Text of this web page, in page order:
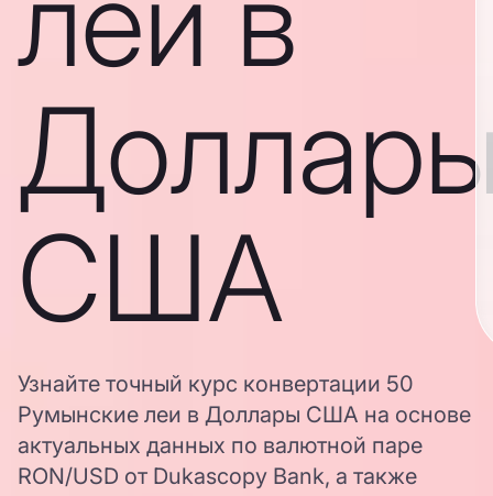
США
Узнайте точный курс конвертации 50
Румынские леи в Доллары США на основе
актуальных данных по валютной паре
RON/USD от Dukascopy Bank, а также